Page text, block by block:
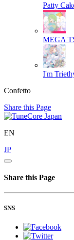
Patty
MEGA
I'm
Confetto
Share this Page
EN
JP
Share this Page
SNS